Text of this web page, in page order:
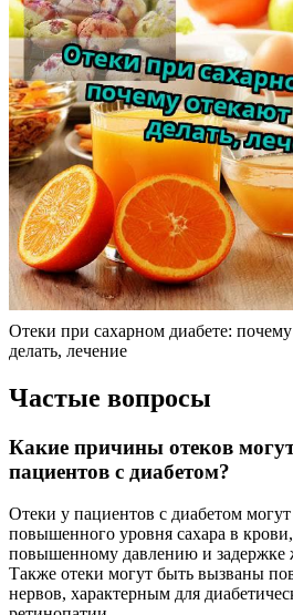
Отеки при сахарном диабете:
делать, лечение
Частые вопросы
Какие причины отеков
пациентов с диабетом?
Отеки у пациентов с диабетом могут
повышенного уровня сахара в
повышенному давлению и задержке
Также отеки могут быть вызваны
нервов, характерным для